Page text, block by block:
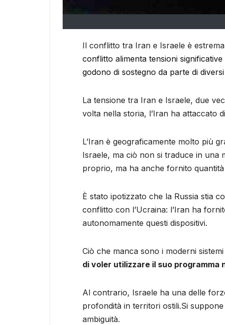
Il conflitto tra Iran e Israele è
conflitto alimenta tensioni
godono di sostegno da parte di
La tensione tra Iran e Israele, due
volta nella storia, l’Iran ha attaccato
L’Iran è geograficamente molto più
Israele, ma ciò non si traduce in una
proprio, ma ha anche fornito
È stato ipotizzato che la Russia stia
conflitto con l’Ucraina: l’Iran ha
autonomamente questi dispositivi.
Ciò che manca sono i moderni
di voler utilizzare il suo programma
Al contrario, Israele ha una delle
profondità in territori ostili.Si
ambiguità.